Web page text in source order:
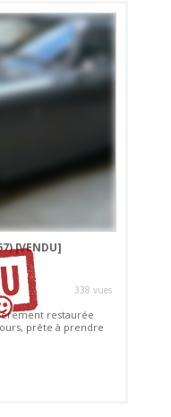
[VENDU]
338 vues
restaurée
prête à prendre